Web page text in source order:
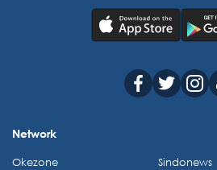
Network
Okezone
Sindonews